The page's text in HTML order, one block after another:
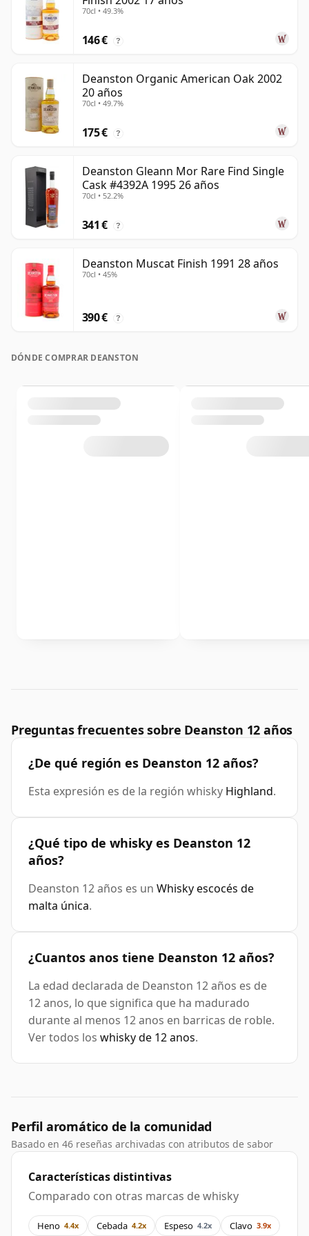
70cl • 49.3%
146 € ?
Deanston Organic American Oak 2002
20 años
70cl • 49.7%
175 € ?
Deanston Gleann Mor Rare Find Single
Cask #4392A 1995 26 años
70cl • 52.2%
341 € ?
Deanston Muscat Finish 1991 28 años
70cl • 45%
390 € ?
DÓNDE COMPRAR DEANSTON
Preguntas frecuentes sobre Deanston 12 años
¿De qué región es Deanston 12 años?
Esta expresión es de la región whisky Highland.
¿Qué tipo de whisky es Deanston 12
años?
Deanston 12 años es un Whisky escocés de
malta única.
¿Cuantos anos tiene Deanston 12 años?
La edad declarada de Deanston 12 años es de
12 anos, lo que significa que ha madurado
durante al menos 12 anos en barricas de roble.
Ver todos los whisky de 12 anos.
Perfil aromático de la comunidad
Basado en 46 reseñas archivadas con atributos de sabor
Características distintivas
Comparado con otras marcas de whisky
Heno 4.4x Cebada 4.2x Espeso 4.2x Clavo 3.9x